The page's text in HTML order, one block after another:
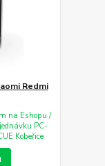
Redmi
na Eshopu /
PC-
Kobeřice